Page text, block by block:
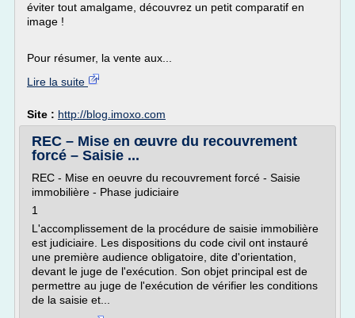
éviter tout amalgame, découvrez un petit comparatif en
image !
Pour résumer, la vente aux...
Lire la suite
Site : http://blog.imoxo.com
REC – Mise en œuvre du recouvrement
forcé – Saisie ...
REC - Mise en oeuvre du recouvrement forcé - Saisie
immobilière - Phase judiciaire
1
L'accomplissement de la procédure de saisie immobilière
est judiciaire. Les dispositions du code civil ont instauré
une première audience obligatoire, dite d'orientation,
devant le juge de l'exécution. Son objet principal est de
permettre au juge de l'exécution de vérifier les conditions
de la saisie et...